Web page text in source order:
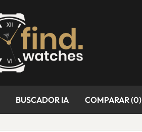
BUSCADOR IA COMPARAR (0)